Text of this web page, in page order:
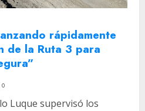
rápidamente
de la Ruta 3 para
0
Luque supervisó los